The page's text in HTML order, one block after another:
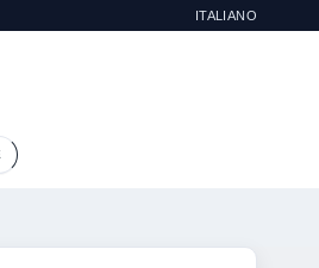
ITALIANO